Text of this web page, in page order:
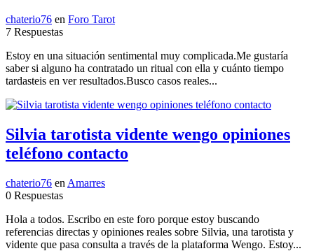
chaterio76 en Foro Tarot
7 Respuestas
Estoy en una situación sentimental muy complicada.Me gustaría
saber si alguno ha contratado un ritual con ella y cuánto tiempo
tardasteis en ver resultados.Busco casos reales...
Silvia tarotista vidente wengo opiniones
teléfono contacto
chaterio76 en Amarres
0 Respuestas
Hola a todos. Escribo en este foro porque estoy buscando
referencias directas y opiniones reales sobre Silvia, una tarotista y
vidente que pasa consulta a través de la plataforma Wengo. Estoy...